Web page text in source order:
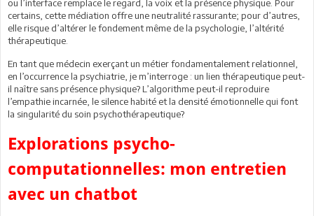
ou l’interface remplace le regard, la voix et la présence physique. Pour
certains, cette médiation offre une neutralité rassurante; pour d’autres,
elle risque d’altérer le fondement même de la psychologie, l’altérité
thérapeutique.
En tant que médecin exerçant un métier fondamentalement relationnel,
en l’occurrence la psychiatrie, je m’interroge : un lien thérapeutique peut-
il naître sans présence physique? L’algorithme peut-il reproduire
l’empathie incarnée, le silence habité et la densité émotionnelle qui font
la singularité du soin psychothérapeutique?
Explorations psycho-
computationnelles: mon entretien
avec un chatbot